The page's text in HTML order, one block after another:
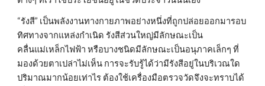
“รังสี” เป็นพลังงานทางกายภาพอย่างหนึ่งที่ถูกปล่อยออกมารอบ
ทิศทางจากแหล่งกำเนิด รังสีส่วนใหญ่มีลักษณะเป็น
คลื่นแม่เหล็กไฟฟ้า หรือบางชนิดมีลักษณะเป็นอนุภาคเล็กๆ ที่
มองด้วยตาเปล่าไม่เห็น การจะรับรู้ได้ว่ามีรังสีอยู่ในบริเวณใด
ปริมาณมากน้อยเท่าไร ต้องใช้เครื่องมือตรวจวัดจึงจะทราบได้